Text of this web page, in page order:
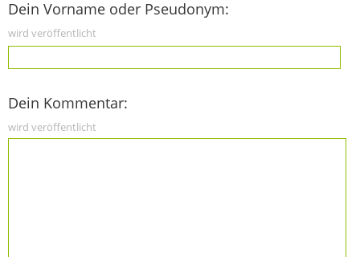
Dein Vorname oder Pseudonym:
wird veröffentlicht
Dein Kommentar:
wird veröffentlicht